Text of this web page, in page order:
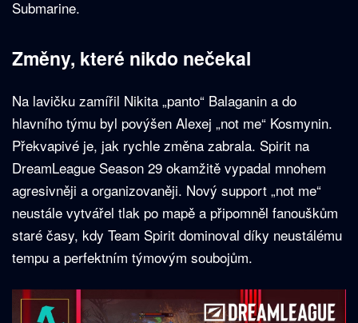
Submarine.
Změny, které nikdo nečekal
Na lavičku zamířil Nikita „panto“ Balaganin a do
hlavního týmu byl povýšen Alexej „not me“ Kosmynin.
Překvapivé je, jak rychle změna zabrala. Spirit na
DreamLeague Season 29 okamžitě vypadal mnohem
agresivněji a organizovaněji. Nový support „not me“
neustále vytvářel tlak po mapě a připomněl fanouškům
staré časy, kdy Team Spirit dominoval díky neustálému
tempu a perfektním týmovým soubojům.